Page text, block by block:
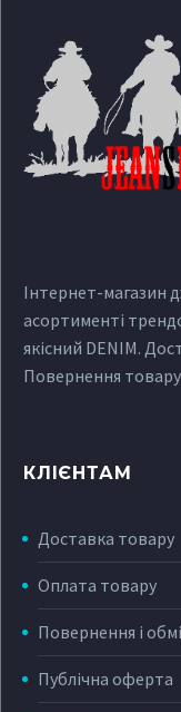
Інтернет-магазин
асортименті
якісний DENIM.
Повернення товару
КЛІЄНТАМ
Доставка товару
Оплата товару
Повернення і
Публічна оферта